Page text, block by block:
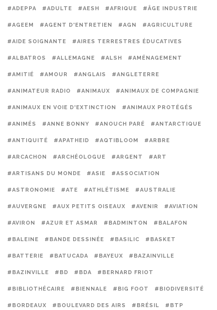
#ADEPPA #ADULTE #AESH #AFRIQUE #ÂGE INDUSTRIE
#AGEEM #AGENT D'ENTRETIEN #AGN #AGRICULTURE
#AIDE SOIGNANTE #AIRES TERRESTRES ÉDUCATIVES
#ALBATROS #ALLEMAGNE #ALSH #AMÉNAGEMENT
#AMITIÉ #AMOUR #ANGLAIS #ANGLETERRE
#ANIMATEUR RADIO #ANIMAUX #ANIMAUX DE COMPAGNIE
#ANIMAUX EN VOIE D'EXTINCTION #ANIMAUX PROTÉGÉS
#ANIMÉS #ANNE BONNY #ANOUCH PARÉ #ANTARCTIQUE
#ANTIQUITÉ #APATHEID #AQTIBLOOM #ARBRE
#ARCACHON #ARCHÉOLOGUE #ARGENT #ART
#ARTISANS DU MONDE #ASIE #ASSOCIATION
#ASTRONOMIE #ATE #ATHLÉTISME #AUSTRALIE
#AUVERGNE #AUX PETITS OISEAUX #AVENIR #AVIATION
#AVIRON #AZUR ET ASMAR #BADMINTON #BALAFON
#BALEINE #BANDE DESSINÉE #BASILIC #BASKET
#BATTERIE #BATUCADA #BAYEUX #BAZAINVILLE
#BAZINVILLE #BD #BDA #BERNARD FRIOT
#BIBLIOTHÉCAIRE #BIENNALE #BIG FOOT #BIODIVERSITÉ
#BORDEAUX #BOULEVARD DES AIRS #BRÉSIL #BTP